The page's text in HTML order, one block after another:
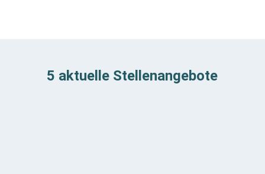
5 aktuelle Stellenangebote